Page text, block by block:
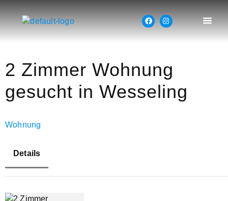
2 Zimmer Wohnung
gesucht in Wesseling
Wohnung
Details